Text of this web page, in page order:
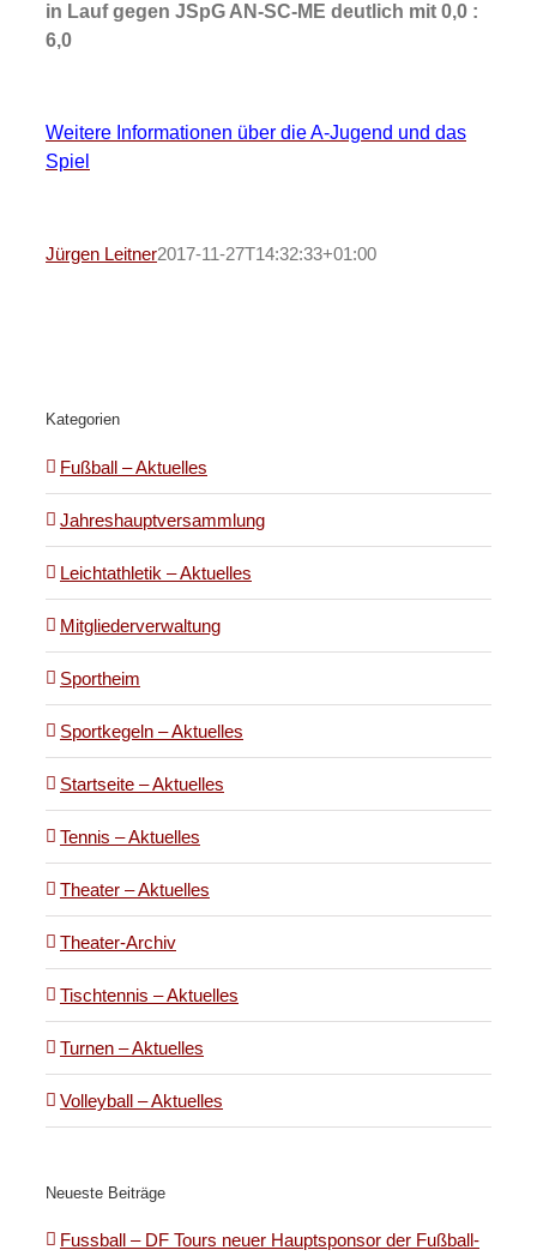
in Lauf gegen JSpG AN-SC-ME deutlich mit 0,0 :
6,0
Weitere Informationen über die A-Jugend und das
Spiel
Jürgen Leitner2017-11-27T14:32:33+01:00
Kategorien
Fußball – Aktuelles
Jahreshauptversammlung
Leichtathletik – Aktuelles
Mitgliederverwaltung
Sportheim
Sportkegeln – Aktuelles
Startseite – Aktuelles
Tennis – Aktuelles
Theater – Aktuelles
Theater-Archiv
Tischtennis – Aktuelles
Turnen – Aktuelles
Volleyball – Aktuelles
Neueste Beiträge
Fussball – DF Tours neuer Hauptsponsor der Fußball-